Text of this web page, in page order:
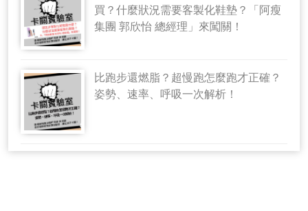
買？什麼狀況需要客製化鞋墊？「阿瘦
集團 郭欣怡 總經理」來闖關！
比跑步還燃脂？超慢跑怎麼跑才正確？
姿勢、速率、呼吸一次解析！